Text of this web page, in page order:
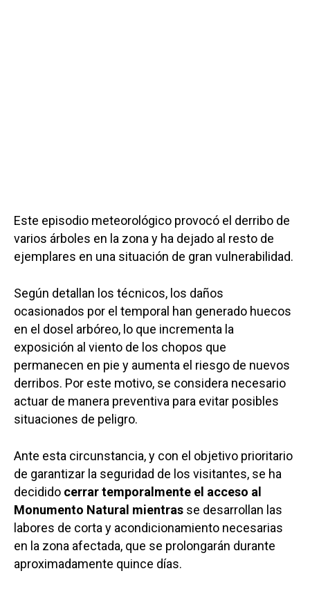
Este episodio meteorológico provocó el derribo de
varios árboles en la zona y ha dejado al resto de
ejemplares en una situación de gran vulnerabilidad.
Según detallan los técnicos, los daños
ocasionados por el temporal han generado huecos
en el dosel arbóreo, lo que incrementa la
exposición al viento de los chopos que
permanecen en pie y aumenta el riesgo de nuevos
derribos. Por este motivo, se considera necesario
actuar de manera preventiva para evitar posibles
situaciones de peligro.
Ante esta circunstancia, y con el objetivo prioritario
de garantizar la seguridad de los visitantes, se ha
decidido cerrar temporalmente el acceso al
Monumento Natural mientras se desarrollan las
labores de corta y acondicionamiento necesarias
en la zona afectada, que se prolongarán durante
aproximadamente quince días.